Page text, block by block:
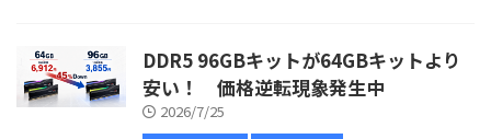
DDR5 96GBキットが64GBキットより
安い！ 価格逆転現象発生中
2026/7/25